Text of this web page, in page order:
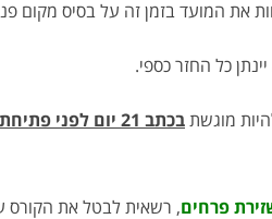
מוגשתבכתב 21 יום לפני פתיחת הקורס
פרחים, רשאית לבטל את הקורס עד ל- 72 שעות